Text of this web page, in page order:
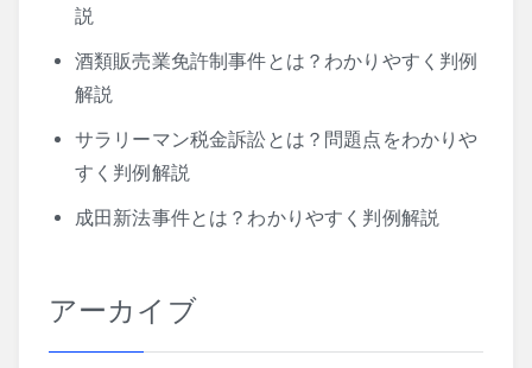
説
酒類販売業免許制事件とは？わかりやすく判例
解説
サラリーマン税金訴訟とは？問題点をわかりや
すく判例解説
成田新法事件とは？わかりやすく判例解説
アーカイブ